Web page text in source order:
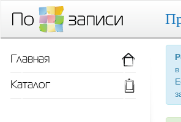
Главная
Каталог